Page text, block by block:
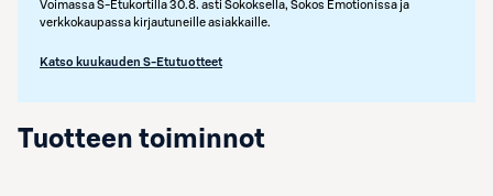
Voimassa S-Etukortilla 30.8. asti Sokoksella, Sokos Emotionissa ja
verkkokaupassa kirjautuneille asiakkaille.
Katso kuukauden S-Etutuotteet
Tuotteen toiminnot